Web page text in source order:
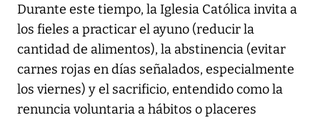
Durante este tiempo, la Iglesia Católica invita a
los fieles a practicar el ayuno (reducir la
cantidad de alimentos), la abstinencia (evitar
carnes rojas en días señalados, especialmente
los viernes) y el sacrificio, entendido como la
renuncia voluntaria a hábitos o placeres